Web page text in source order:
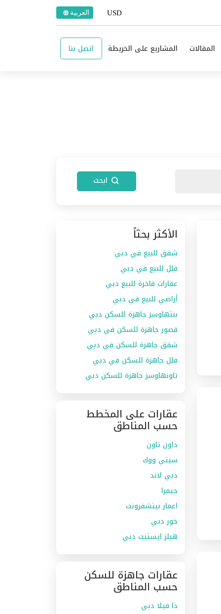
العربية
المقالات المشاريع على الخريطة اتصل بنا
ابحث
الأكثر بحثاً
شقق للبيع في دبي
فلل للبيع في دبي
عقارات فاخرة للبيع دبي
أراضي للبيع في دبي
بنتهاوسز جاهزة للسكن دبي
قصور جاهزة للسكن في دبي
شقق جاهزة للسكن في دبي
فلل جاهزة للسكن في دبي
تاونهاوسز جاهزة للسكن دبي
عقارات على المخطط
حسب المناطق
داون تاون
سيتي ووك
دبي لاند
جيمرا
اعمار بيتشفرونت
خور دبي
هيلز ايستيت دبي
عقارات جاهزة للسكن
حسب المناطق
ذا فيلا دبي